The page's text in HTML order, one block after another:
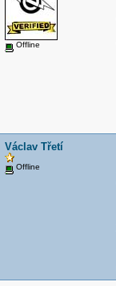
Offline
Václav Třetí
Offline